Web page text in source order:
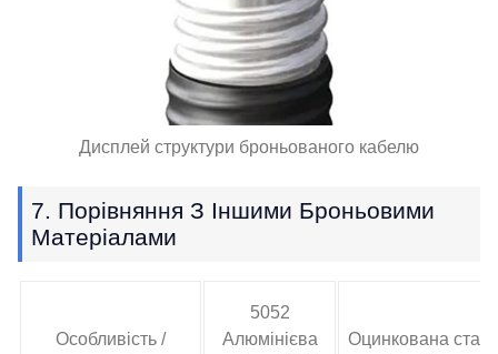
Дисплей структури броньованого кабелю
7. Порівняння З Іншими Броньовими
Матеріалами
Особливість /
5052
Алюмінієва
Оцинкована